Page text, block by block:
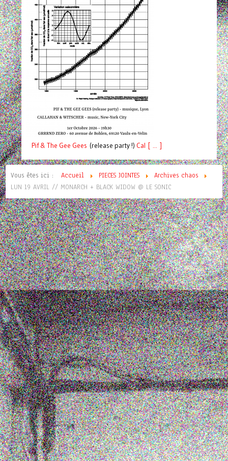
Pif& The Gee Gees (release party !) Cal [ ... ]
Vous êtes ici : Accueil PIECES JOINTES
Archives chaos
LUN 19 AVRIL // MONARCH + BLACK WIDOW @ LE SONIC